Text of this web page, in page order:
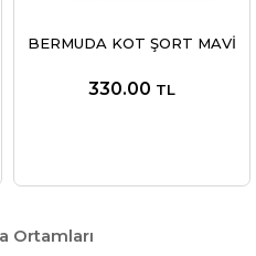
BERMUDA KOT ŞORT MAVİ
330.00 TL
Ortamları